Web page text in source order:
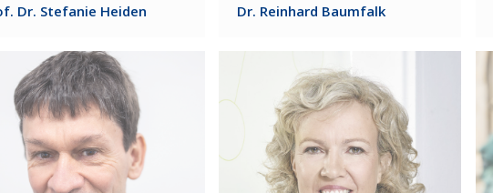
Dr. Stefanie Heiden Dr. Reinhard Baumfalk